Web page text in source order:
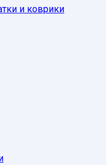
и коврики